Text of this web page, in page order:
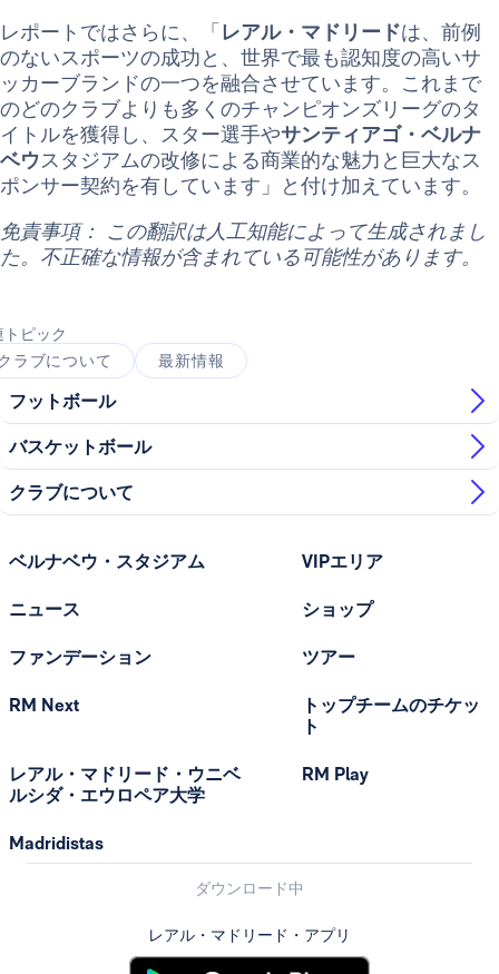
レポートではさらに、「 レアル・マドリードは、前例
のないスポーツの成功と、世界で最も認知度の高いサ
ッカーブランドの一つを融合させています。これまで
のどのクラブよりも多くのチャンピオンズリーグのタ
イトルを獲得し、スター選手やサンティアゴ・ベルナ
ベウスタジアムの改修による商業的な魅力と巨大なス
ポンサー契約を有しています」と付け加えています。
免責事項： この翻訳は人工知能によって生成されまし
た。不正確な情報が含まれている可能性があります。
トピック
ラブについて
最新情報
フットボール
バスケットボール
クラブについて
ベルナベウ・スタジアム
ニュース
ファンデーション
RM Next
レアル・マドリード・ウニベ
ルシダ・エウロペア大学
Madridistas
VIPエリア
ショップ
ツアー
トップチームのチケッ
ト
RM Play
ダウンロード中
レアル・マドリード・アプリ